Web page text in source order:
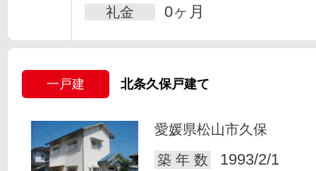
礼金 0ヶ月
一戸建 北条久保戸建て
愛媛県松山市久保
築 年 数
1993/2/1